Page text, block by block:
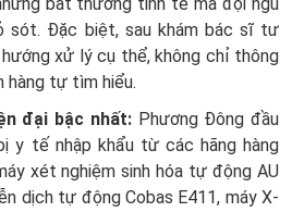
sót. Đặc biệt, sau khám bác sĩ tư
xử lý cụ thể, không chỉ thông
hàng tự tìm hiểu.
đại bậc nhất:Phương Đông đầu
y tế nhập khẩu từ các hãng hàng
xét nghiệm sinh hóa tự động AU
dịch tự động Cobas E411, máy X-